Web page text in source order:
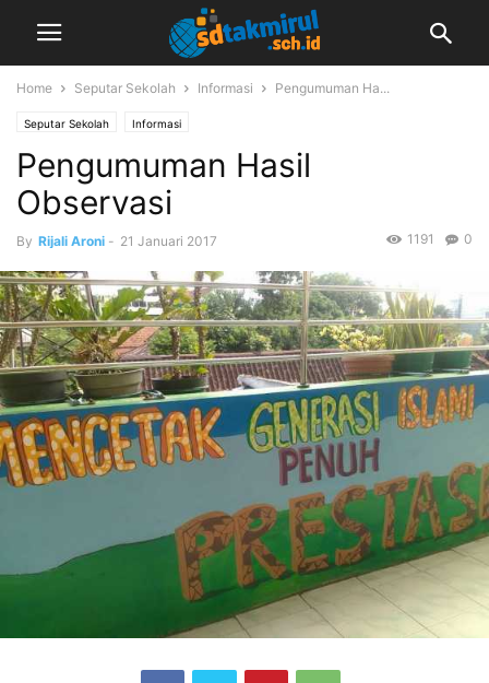
Home Seputar Sekolah Informasi Pengumuman Ha...
Seputar Sekolah Informasi
Pengumuman Hasil
Observasi
By Rijali Aroni - 21 Januari 2017 0
1191